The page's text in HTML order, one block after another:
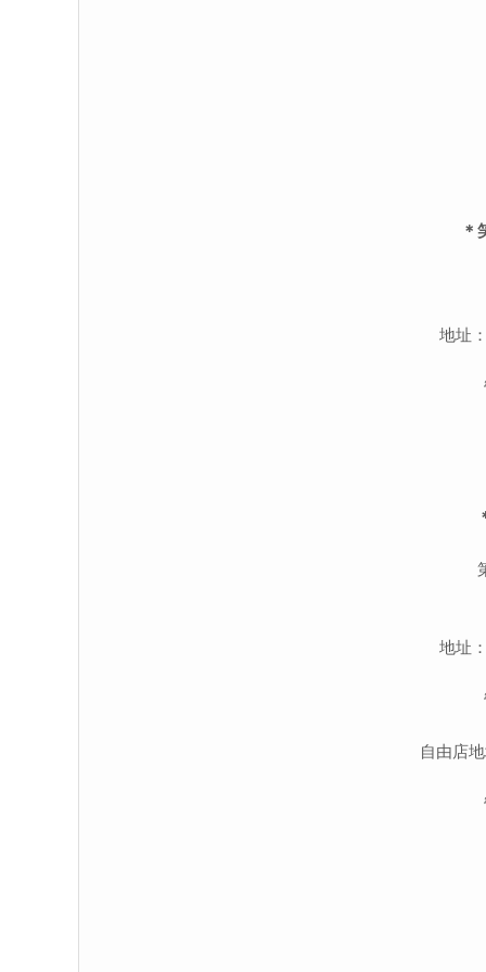
＊
地址
地址
自由店